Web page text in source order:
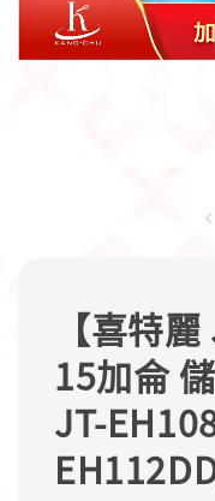
【喜特
15加侖
JT-